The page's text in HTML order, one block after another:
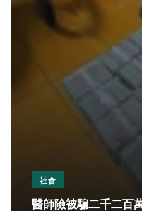
社會